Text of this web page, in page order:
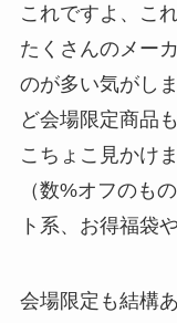
これですよ、こ
たくさんのメー
のが多い気がし
ど会場限定商品
こちょこ見かけま
（数%オフのも
ト系、お得福袋
会場限定も結構